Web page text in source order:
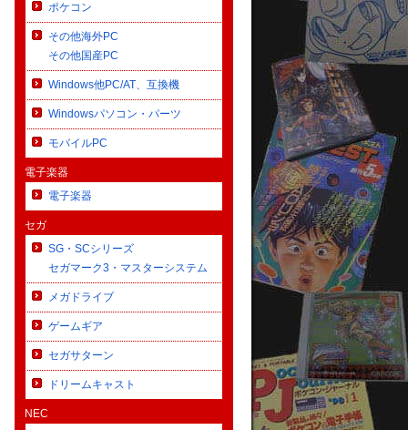
ポケコン
その他海外PC
その他国産PC
Windows他PC/AT、互換機
Windowsパソコン・パーツ
モバイルPC
電子楽器
電子楽器
セガ
SG・SCシリーズ
セガマーク3・マスターシステム
メガドライブ
ゲームギア
セガサターン
ドリームキャスト
NEC